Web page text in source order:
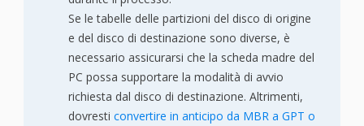
Se le tabelle delle partizioni del disco di origine
e del disco di destinazione sono diverse, è
necessario assicurarsi che la scheda madre del
PC possa supportare la modalità di avvio
richiesta dal disco di destinazione. Altrimenti,
dovresti convertire in anticipo da MBR a GPT o